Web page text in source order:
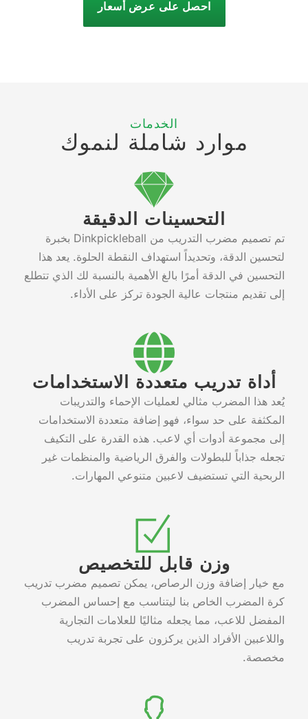
احصل على عرض أسعار
الخدمات
موارد شاملة لنموك
التحسينات الدقيقة
تم تصميم مضرب التدريب من Dinkpickleball بخبرة
لتحسين الدقة، وتحديداً استهداف النقطة الحلوة. يعد هذا
التحسين في الدقة أمرًا بالغ الأهمية بالنسبة لك الذي تتطلع
إلى تقديم منتجات عالية الجودة تركز على الأداء.
أداة تدريب متعددة الاستخدامات
يُعد هذا المضرب مثالي لعمليات الإحماء والتدريبات
المكثفة على حد سواء، فهو إضافة متعددة الاستخدامات
إلى مجموعة أدوات أي لاعب. هذه القدرة على التكيف
تجعله جذاباً للبطولات والفرق الرياضية والمنظمات غير
الربحية التي تستضيف لاعبين متنوعي المهارات.
وزن قابل للتخصيص
مع خيار إضافة وزن الرصاص، يمكن تصميم مضرب تدريب
كرة المضرب الخاص بنا ليتناسب مع إحساس المضرب
المفضل للاعب، مما يجعله مثاليًا للعلامات التجارية
واللاعبين الأفراد الذين يركزون على تجربة تدريب
مخصصة.